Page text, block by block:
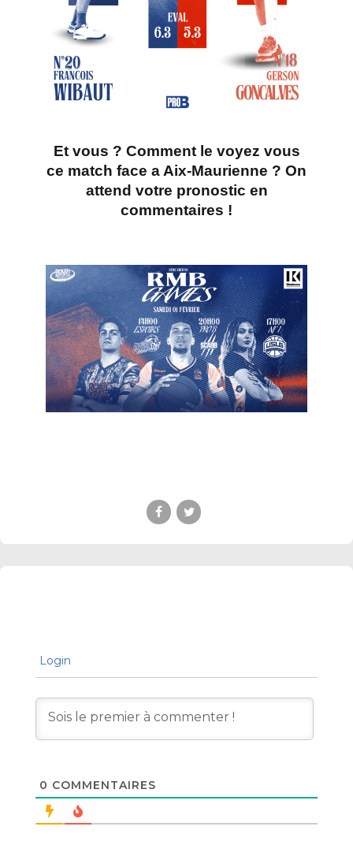
Et vous ? Comment le voyez vous
ce match face a Aix-Maurienne ? On
attend votre pronostic en
commentaires !
Login
0 COMMENTAIRES